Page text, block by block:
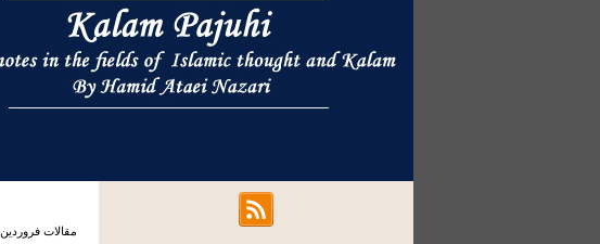
مقالات فروردين ۱۳۹۹